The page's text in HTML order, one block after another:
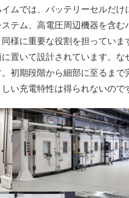
ムでは、バッテリーセルだけ
テム、高電圧周辺機器を含
様に重要な役割を担ってい
置いて設計されています。
初期段階から細部に至るま
い充電特性は得られないので